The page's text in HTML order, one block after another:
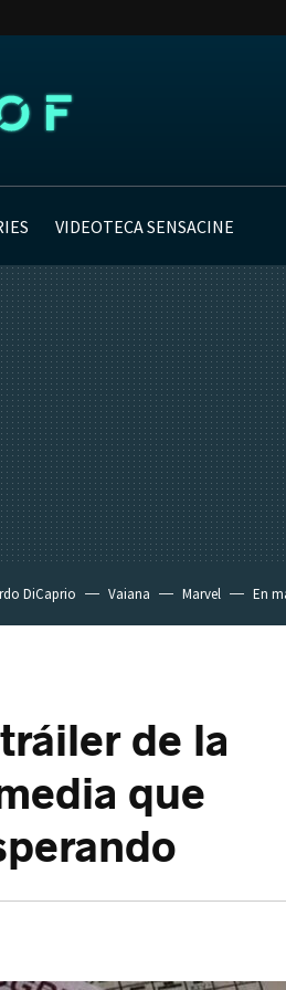
VIDEOTECA SENSACINE
DiCaprio Vaiana Marvel En
de la
que